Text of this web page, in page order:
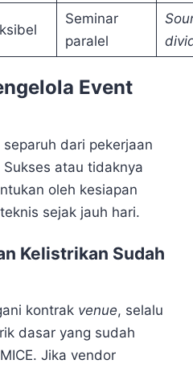
Seminar
paralel
Event
dari pekerjaan
Sukses atau tidaknya
oleh kesiapan
sejak jauh hari.
Kelistrikan Sudah
kontrak venue, selalu
dasar yang sudah
Jika vendor